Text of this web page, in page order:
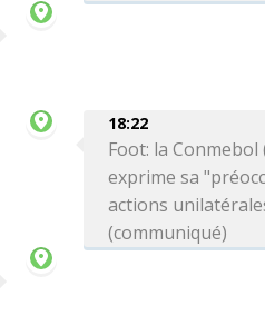
18:22
Foot: la Conmebol
exprime sa
actions
(communiqué)